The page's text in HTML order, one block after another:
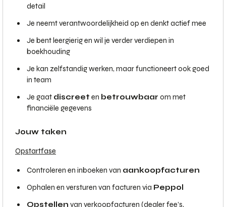
detail
Je neemt verantwoordelijkheid op en denkt actief mee
Je bent leergierig en wil je verder verdiepen in
boekhouding
Je kan zelfstandig werken, maar functioneert ook goed
in team
Je gaat discreet en betrouwbaar om met
financiële gegevens
Jouw taken
Opstartfase
Controleren en inboeken van aankoopfacturen
Ophalen en versturen van facturen via Peppol
Opstellen van verkoopfacturen (dealer fee’s,